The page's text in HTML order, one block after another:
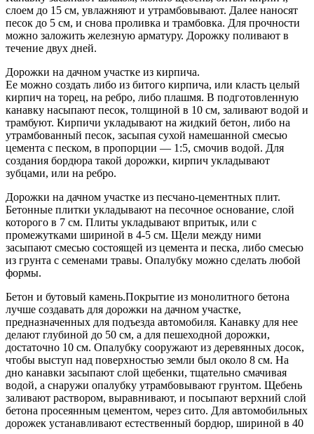
слоем до 15 см, увлажняют и утрамбовывают. Далее наносят
песок до 5 см, и снова проливка и трамбовка. Для прочности
можно заложить железную арматуру. Дорожку поливают в
течение двух дней.
Дорожки на дачном участке из кирпича.
Ее можно создать либо из битого кирпича, или класть целый
кирпич на торец, на ребро, либо плашмя. В подготовленную
канавку насыпают песок, толщиной в 10 см, заливают водой и
трамбуют. Кирпичи укладывают на жидкий бетон, либо на
утрамбованный песок, засыпая сухой намешанной смесью
цемента с песком, в пропорции — 1:5, смочив водой. Для
создания бордюра такой дорожки, кирпич укладывают
зубцами, или на ребро.
Дорожки на дачном участке из песчано-цементных плит.
Бетонные плитки укладывают на песочное основание, слой
которого в 7 см. Плиты укладывают впритык, или с
промежутками шириной в 4-5 см. Щели между ними
засыпают смесью состоящей из цемента и песка, либо смесью
из грунта с семенами травы. Опалубку можно сделать любой
формы.
Бетон и бутовый камень.Покрытие из монолитного бетона
лучше создавать для дорожки на дачном участке,
предназначенных для подъезда автомобиля. Канавку для нее
делают глубиной до 50 см, а для пешеходной дорожки,
достаточно 10 см. Опалубку сооружают из деревянных досок,
чтобы выступ над поверхностью земли был около 8 см. На
дно канавки засыпают слой щебенки, тщательно смачивая
водой, а снаружи опалубку утрамбовывают грунтом. Щебень
заливают раствором, выравнивают, и посыпают верхний слой
бетона просеянным цементом, через сито. Для автомобильных
дорожек устанавливают естественный бордюр, шириной в 40